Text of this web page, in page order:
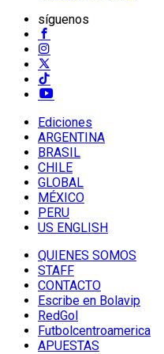
síguenos
Ediciones
ARGENTINA
BRASIL
CHILE
GLOBAL
MÉXICO
PERU
US ENGLISH
QUIENES SOMOS
STAFF
CONTACTO
Escribe en Bolavip
RedGol
Futbolcentroamerica
APUESTAS